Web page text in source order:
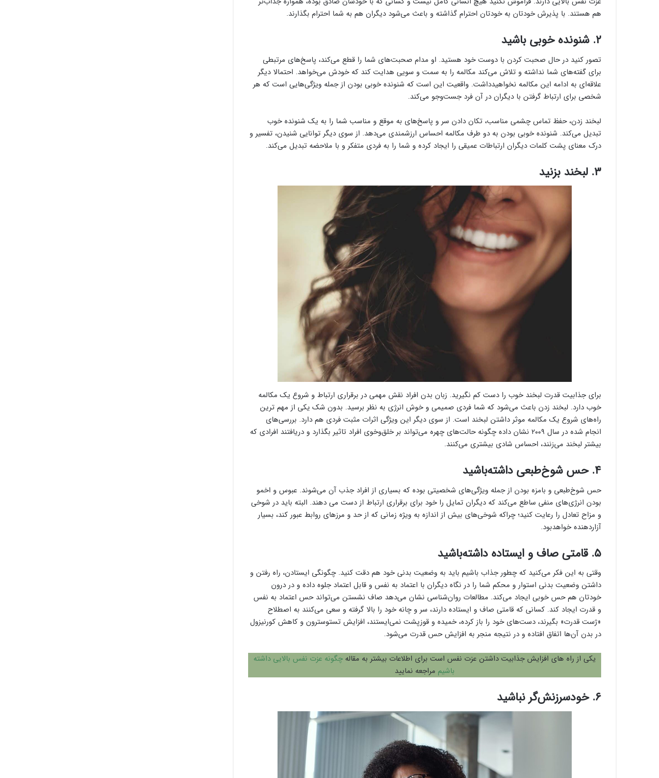
هم هستند. با پذیرش خودتان به خودتان احترام گذاشته و باعث می‌شود دیگران هم به شما احترام بگذارند.
۲. شنونده خوبی باشید
تصور کنید در حال صحبت کردن با دوست خود هستید. او مدام صحبت‌های شما را قطع می‌کند، پاسخ‌های مرتبطی
برای گفته‌های شما نداشته و تلاش می‌کند مکالمه را به سمت و سویی هدایت کند که خودش می‌خواهد. احتمالا دیگر
علاقه‌ای به ادامه این مکالمه نخواهیدداشت. واقعیت این است که شنونده خوبی بودن از جمله ویژگی‌هایی است که هر
شخصی برای ارتباط گرفتن با دیگران در آن فرد جست‌وجو می‌کند.
لبخند زدن، حفظ تماس چشمی مناسب، تکان دادن سر و پاسخ‌های به موقع و مناسب شما را به یک شنونده خوب
تبدیل می‌کند. شنونده خوبی بودن به دو طرف مکالمه احساس ارزشمندی می‌دهد. از سوی دیگر توانایی شنیدن، تفسیر و
درک معنای پشت کلمات دیگران ارتباطات عمیقی را ایجاد کرده و شما را به فردی متفکر و با ملاحضه تبدیل می‌کند.
۳. لبخند بزنید
برای جذابیت قدرت لبخند خوب را دست کم نگیرید. زبان بدن افراد نقش مهمی در برقراری ارتباط و شروع یک مکالمه
خوب دارد. لبخند زدن باعث می‌شود که شما فردی صمیمی و خوش انرژی به نظر برسید. بدون شک یکی از مهم ترین
راه‌های شروع یک مکالمه موثر داشتن لبخند است. از سوی دیگر این ویژگی اثرات مثبت فردی هم دارد. بررسی‌های
انجام شده در سال ۲۰۰۹ نشان داده چگونه حالت‌های چهره می‌تواند بر خلق‌وخوی افراد تاثیر بگذارد و دریافتند افرادی که
بیشتر لبخند می‌زنند، احساس شادی بیشتری می‌کنند.
۴. حس شوخ‌طبعی داشته‌باشید
حس شوخ‌طبعی و بامزه بودن از جمله ویژگی‌های شخصیتی بوده که بسیاری از افراد جذب آن می‌شوند. عبوس و اخمو
بودن انرژی‌های منفی ساطع می‌کند که دیگران تمایل را خود برای برقراری ارتباط از دست می دهند. البته باید در شوخی
و مزاح تعادل را رعایت کنید؛ چراکه شوخی‌های بیش از اندازه به ویژه زمانی که از حد و مرزهای روابط عبور کند، بسیار
آزاردهنده خواهدبود.
۵. قامتی صاف و ایستاده داشته‌باشید
وقتی به این فکر می‌کنید که چطور جذاب باشیم باید به وضعیت بدنی خود هم دقت کنید. چگونگی ایستادن، راه رفتن و
داشتن وضعیت بدنی استوار و محکم شما را در نگاه دیگران با اعتماد به نفس و قابل اعتماد جلوه داده و در درون
خودتان هم حس خوبی ایجاد می‌کند. مطالعات روان‌شناسی نشان می‌دهد صاف نشستن می‌تواند حس اعتماد به نفس
و قدرت ایجاد کند. کسانی که قامتی صاف و ایستاده دارند، سر و چانه خود را بالا گرفته و سعی می‌کنند به اصطلاح
«ژست قدرت» بگیرند، دست‌های خود را باز کرده، خمیده و قوزپشت نمی‌ایستند، افزایش تستوسترون و کاهش کورنیزول
در بدن آن‌ها اتفاق افتاده و در نتیجه منجر به افزایش حس قدرت می‌شود.
یکی از راه های افزایش جذابیت داشتن عزت نفس است برای اطلاعات بیشتر به مقاله چگونه عزت نفس بالایی داشته
باشیم مراجعه نمایید
۶. خودسرزنش‌گر نباشید